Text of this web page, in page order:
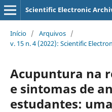
Scientific Electronic
Início / Arquivos /
v. 15 n. 4 (2022): Scientific
Acupuntura na
e sintomas de
estudantes: